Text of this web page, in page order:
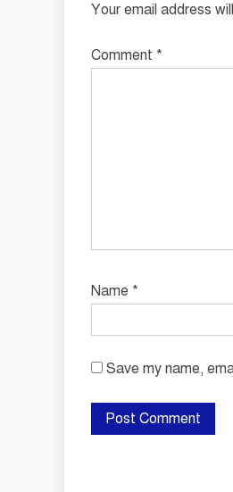
Your email address
Comment *
Name *
Save my name,